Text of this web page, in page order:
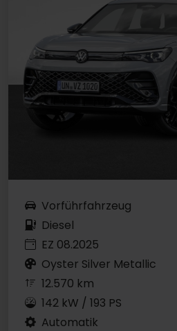
Vorführfahrzeug
Diesel
EZ 08.2025
Oyster Silver Metallic
12.570 km
142 kW / 193 PS
Automatik